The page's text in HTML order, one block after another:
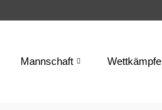
Mannschaft Wettkämpfe